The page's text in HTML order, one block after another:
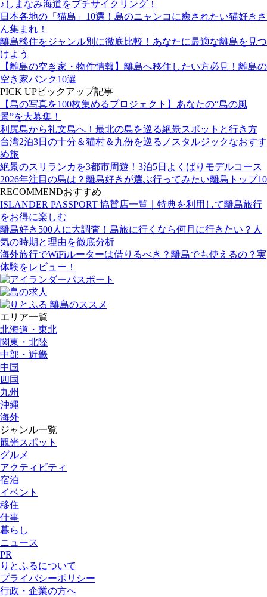
♪しまなみ海道をプチサイクリング！
日本各地の「猫島」10選！島のニャンコに癒されたい猫好きさ
ん集まれ！
離島移住をジャンル別に徹底比較！あなたに最適な離島を見つ
けよう
【離島の空き家・物件情報】離島へ移住したい方必見！離島の
空き家バンク10選
PICK UPピックアップ記事
【島の写真を100枚集めるプロジェクト】あなたの“島の風
景”を大募集！
利尻島から礼文島へ！最北の島を巡る絶景スポットと行き方
台湾2泊3日の十分＆猫村＆九份を巡るノスタルジックなおすす
め旅
絶景のスリランカを3都市周遊！3泊5日よくばりモデルコース
2026年注目の島は？離島好きが選ぶ行ってみたい離島トップ10
RECOMMENDおすすめ
ISLANDER PASSPORT 協賛店一覧｜特典を利用して離島旅行
をお得に楽しむ
離島好き500人に大調査！島旅に行くなら何月に行きたい？人
気の時期と理由を徹底分析
海外旅行でWiFiルーターは借りるべき？離島でも使えるの？実
体験をレビュー！
エリア一覧
北海道・東北
関東・北陸
中部・近畿
中国
四国
九州
沖縄
海外
ジャンル一覧
観光スポット
グルメ
アクティビティ
宿泊
イベント
移住
仕事
暮らし
ニュース
PR
りとふるについて
プライバシーポリシー
行政・企業の方へ